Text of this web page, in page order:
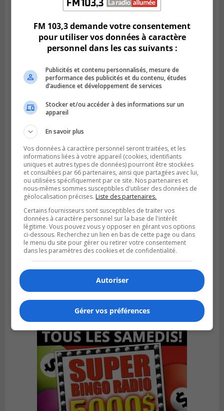
Des fromages de la Laiterie Coaticook
rappelés par l’ACIA
SAINT-HUBERT
Publié le 3 août 2026 à 12h00
L’arrivée du marché saisonnier à Saint-
Hubert
FM 103,3 demande votre consentement
pour utiliser vos données à caractère
personnel dans les cas suivants :
Publicités et contenu personnalisés, mesure de
performance des publicités et du contenu, études
d’audience et développement de services
Stocker et/ou accéder à des informations sur un
appareil
En savoir plus
Vos données à caractère personnel seront traitées, et les
informations liées à votre appareil (cookies, identifiants
uniques et autres types de données) pourront être stockées
et consultées par 66 partenaires, ainsi que partagées avec lui,
ou utilisées spécifiquement par ce site. Nos partenaires et
nous-mêmes sommes susceptibles d'utiliser des données de
géolocalisation précises. Liste des partenaires.
Certains fournisseurs sont susceptibles de traiter vos
données à caractère personnel sur la base de l'intérêt
légitime. Vous pouvez vous y opposer en gérant vos options
ci-dessous. Recherchez un lien en bas de cette page ou dans
le menu du site pour gérer ou retirer votre consentement
dans les paramètres des cookies et de confidentialité.
Autoriser
Gérer vos préférences